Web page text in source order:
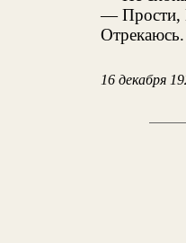
— Прости,
Отрекаюсь.
16 декабря